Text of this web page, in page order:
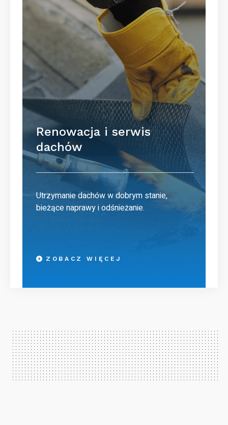
Renowacja i serwis
dachów
Utrzymanie dachów w dobrym stanie,
bieżące naprawy i odśnieżanie.
ZOBACZ WIĘCEJ